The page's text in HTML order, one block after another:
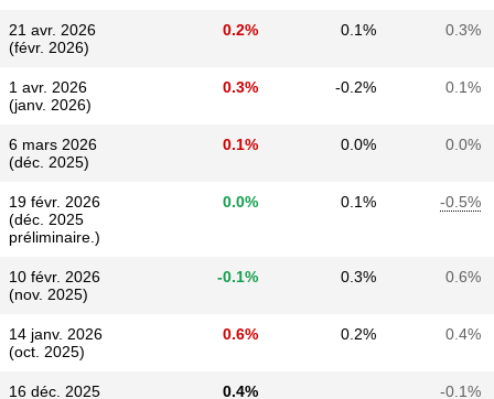
21 avr. 2026
(févr. 2026)
0.2% 0.1% 0.3%
1 avr. 2026
(janv. 2026)
0.3% -0.2% 0.1%
6 mars 2026
(déc. 2025)
0.1% 0.0% 0.0%
19 févr. 2026
(déc. 2025
préliminaire.)
0.0% 0.1% -0.5%
10 févr. 2026
(nov. 2025)
-0.1% 0.3% 0.6%
14 janv. 2026
(oct. 2025)
0.6% 0.2% 0.4%
16 déc. 2025 0.4% -0.1%